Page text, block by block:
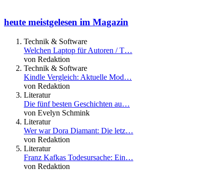
heute meistgelesen im Magazin
Technik & Software
Welchen Laptop für Autoren / T…
von Redaktion
Technik & Software
Kindle Vergleich: Aktuelle Mod…
von Redaktion
Literatur
Die fünf besten Geschichten au…
von Evelyn Schmink
Literatur
Wer war Dora Diamant: Die letz…
von Redaktion
Literatur
Franz Kafkas Todesursache: Ein…
von Redaktion